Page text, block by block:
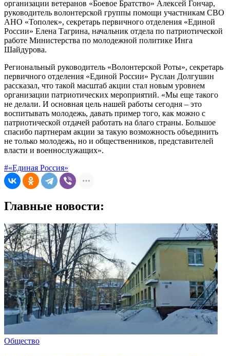
организации ветеранов «Боевое Братство» Алексей Гончар,
руководитель волонтерской группы помощи участникам СВО
АНО «Тополек», секретарь первичного отделения «Единой
России» Елена Тагрина, начальник отдела по патриотической
работе Министерства по молодежной политике Инга
Шайдурова.
Региональный руководитель «Волонтерской Роты», секретарь
первичного отделения «Единой России» Руслан Долгушин
рассказал, что такой масштаб акции стал новым уровнем
организации патриотических мероприятий. «Мы еще такого
не делали. И основная цель нашей работы сегодня – это
воспитывать молодежь, давать пример того, как можно с
патриотической отдачей работать на благо страны. Большое
спасибо партнерам акции за такую возможность объединить
не только молодежь, но и общественников, представителей
власти и военнослужащих».
#«Единая Россия»
Главные новости:
Общество